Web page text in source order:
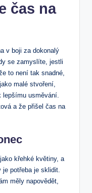
čas na
v boji za dokonalý
se zamyslíte, jestli
to není tak snadné,
malé stvoření,
lepšímu usměvání.
a že přišel čas na
křehké květiny, a
potřeba je sklidit.
měly napovědět,